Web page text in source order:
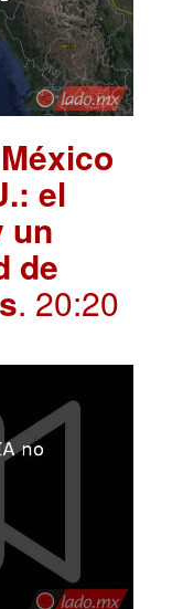
el
un
de
. 20:20